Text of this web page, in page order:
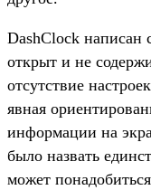
DashClock написан
открыт и не
отсутствие
явная
информации на
было назвать
может